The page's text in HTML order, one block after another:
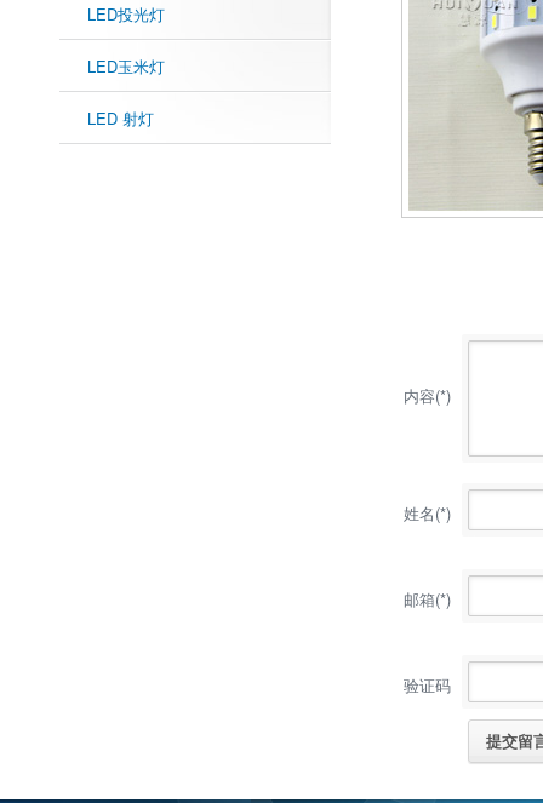
LED投光灯
LED玉米灯
LED 射灯
内容(*)
姓名(*)
邮箱(*)
验证码